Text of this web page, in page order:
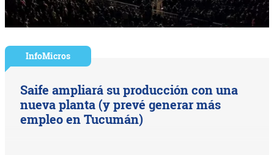
InfoMicros
Saife ampliará su producción con una
nueva planta (y prevé generar más
empleo en Tucumán)